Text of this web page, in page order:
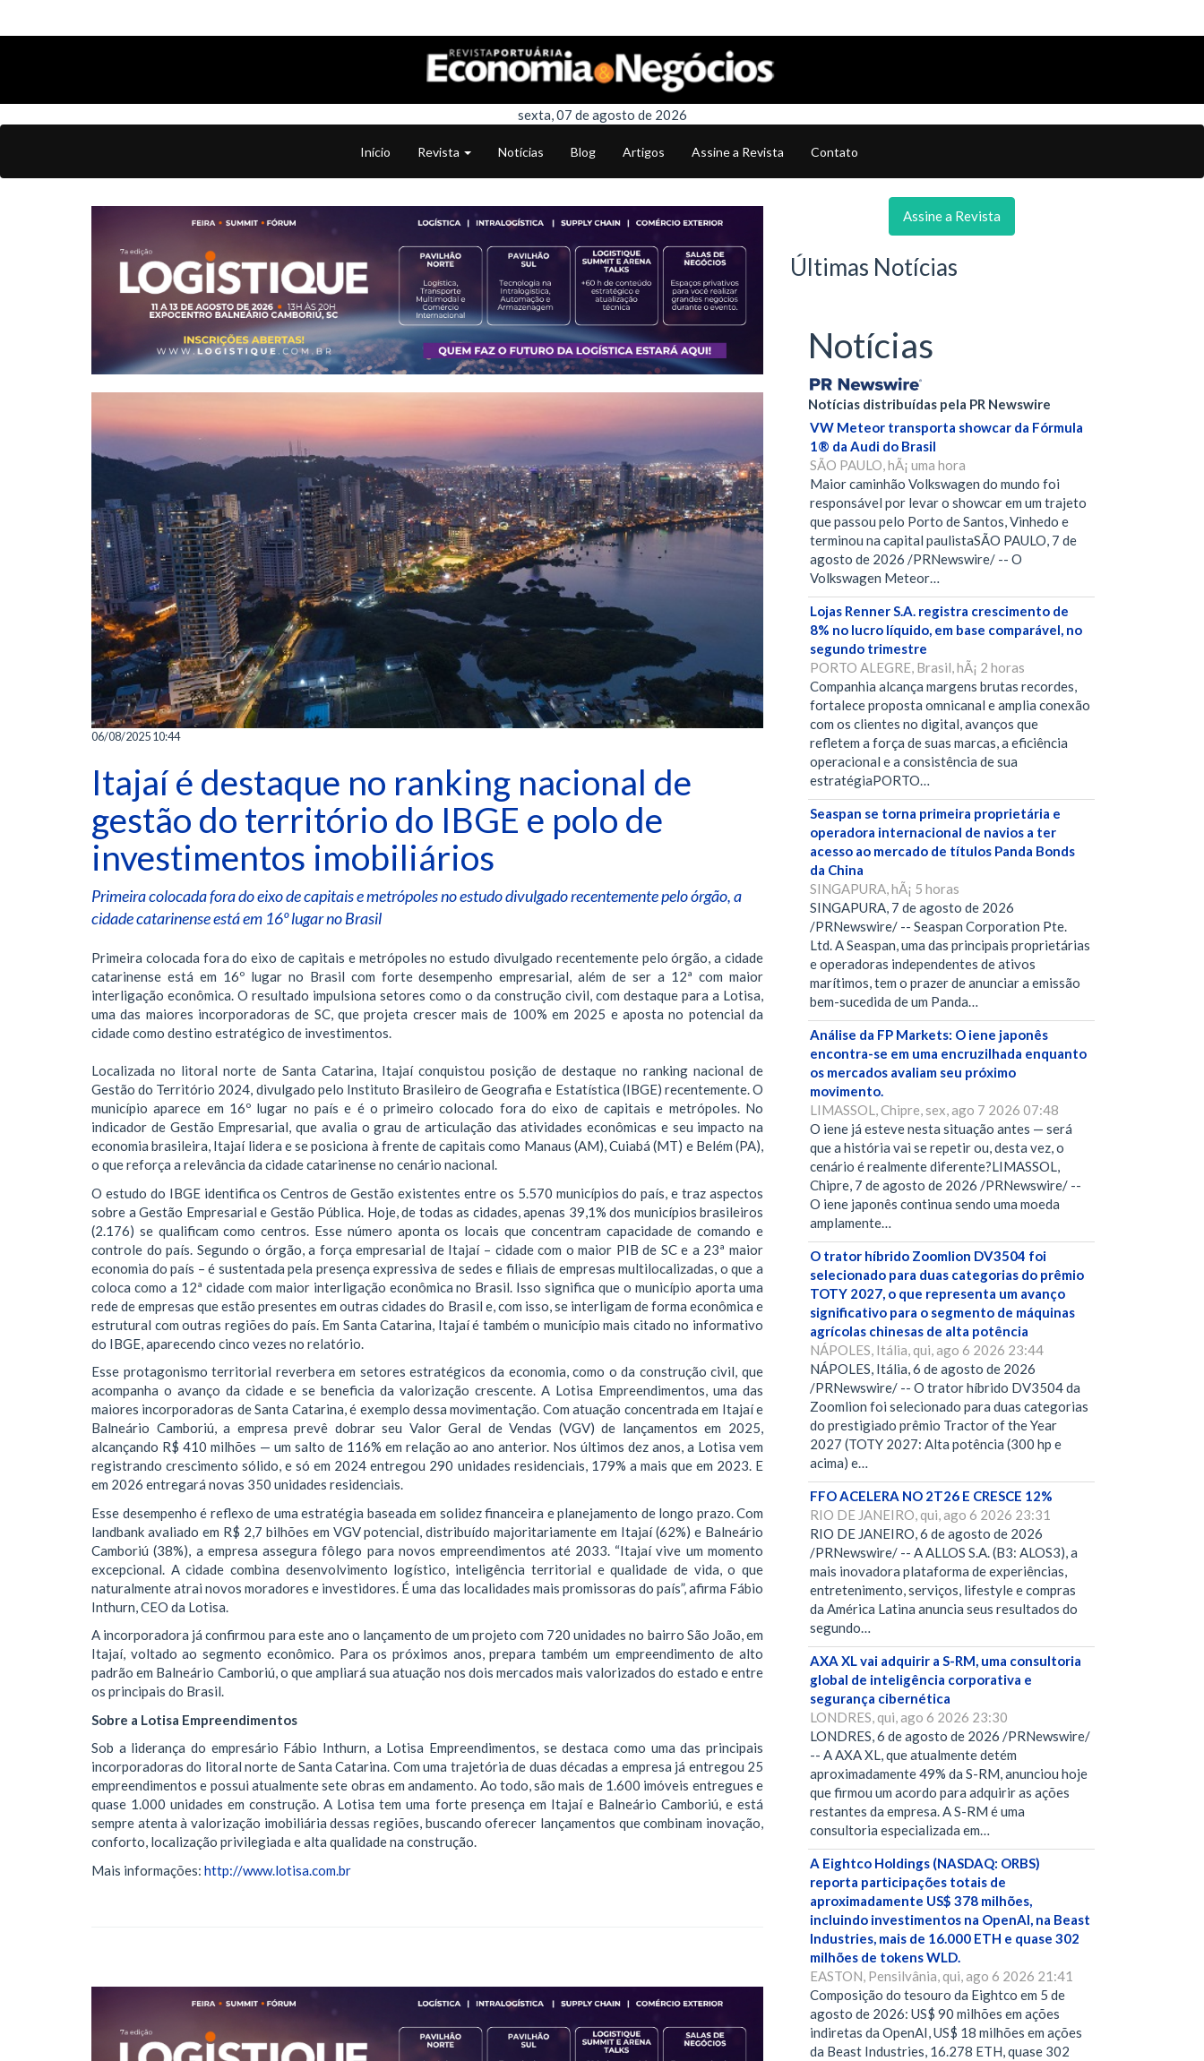
sexta, 07 de agosto de 2026
Início Revista Notícias Blog Artigos Assine a Revista Contato
06/08/2025 10:44
Itajaí é destaque no ranking nacional de
gestão do território do IBGE e polo de
investimentos imobiliários
Primeira colocada fora do eixo de capitais e metrópoles no estudo divulgado recentemente pelo órgão, a
cidade catarinense está em 16º lugar no Brasil
Primeira colocada fora do eixo de capitais e metrópoles no estudo divulgado recentemente pelo órgão, a cidade
catarinense está em 16º lugar no Brasil com forte desempenho empresarial, além de ser a 12ª com maior
interligação econômica. O resultado impulsiona setores como o da construção civil, com destaque para a Lotisa,
uma das maiores incorporadoras de SC, que projeta crescer mais de 100% em 2025 e aposta no potencial da
cidade como destino estratégico de investimentos.
Localizada no litoral norte de Santa Catarina, Itajaí conquistou posição de destaque no ranking nacional de
Gestão do Território 2024, divulgado pelo Instituto Brasileiro de Geografia e Estatística (IBGE) recentemente. O
município aparece em 16º lugar no país e é o primeiro colocado fora do eixo de capitais e metrópoles. No
indicador de Gestão Empresarial, que avalia o grau de articulação das atividades econômicas e seu impacto na
economia brasileira, Itajaí lidera e se posiciona à frente de capitais como Manaus (AM), Cuiabá (MT) e Belém (PA),
o que reforça a relevância da cidade catarinense no cenário nacional.
O estudo do IBGE identifica os Centros de Gestão existentes entre os 5.570 municípios do país, e traz aspectos
sobre a Gestão Empresarial e Gestão Pública. Hoje, de todas as cidades, apenas 39,1% dos municípios brasileiros
(2.176) se qualificam como centros. Esse número aponta os locais que concentram capacidade de comando e
controle do país. Segundo o órgão, a força empresarial de Itajaí – cidade com o maior PIB de SC e a 23ª maior
economia do país – é sustentada pela presença expressiva de sedes e filiais de empresas multilocalizadas, o que a
coloca como a 12ª cidade com maior interligação econômica no Brasil. Isso significa que o município aporta uma
rede de empresas que estão presentes em outras cidades do Brasil e, com isso, se interligam de forma econômica e
estrutural com outras regiões do país. Em Santa Catarina, Itajaí é também o município mais citado no informativo
do IBGE, aparecendo cinco vezes no relatório.
Esse protagonismo territorial reverbera em setores estratégicos da economia, como o da construção civil, que
acompanha o avanço da cidade e se beneficia da valorização crescente. A Lotisa Empreendimentos, uma das
maiores incorporadoras de Santa Catarina, é exemplo dessa movimentação. Com atuação concentrada em Itajaí e
Balneário Camboriú, a empresa prevê dobrar seu Valor Geral de Vendas (VGV) de lançamentos em 2025,
alcançando R$ 410 milhões — um salto de 116% em relação ao ano anterior. Nos últimos dez anos, a Lotisa vem
registrando crescimento sólido, e só em 2024 entregou 290 unidades residenciais, 179% a mais que em 2023. E
em 2026 entregará novas 350 unidades residenciais.
Esse desempenho é reflexo de uma estratégia baseada em solidez financeira e planejamento de longo prazo. Com
landbank avaliado em R$ 2,7 bilhões em VGV potencial, distribuído majoritariamente em Itajaí (62%) e Balneário
Camboriú (38%), a empresa assegura fôlego para novos empreendimentos até 2033. “Itajaí vive um momento
excepcional. A cidade combina desenvolvimento logístico, inteligência territorial e qualidade de vida, o que
naturalmente atrai novos moradores e investidores. É uma das localidades mais promissoras do país”, afirma Fábio
Inthurn, CEO da Lotisa.
A incorporadora já confirmou para este ano o lançamento de um projeto com 720 unidades no bairro São João, em
Itajaí, voltado ao segmento econômico. Para os próximos anos, prepara também um empreendimento de alto
padrão em Balneário Camboriú, o que ampliará sua atuação nos dois mercados mais valorizados do estado e entre
os principais do Brasil.
Sobre a Lotisa Empreendimentos
Sob a liderança do empresário Fábio Inthurn, a Lotisa Empreendimentos, se destaca como uma das principais
incorporadoras do litoral norte de Santa Catarina. Com uma trajetória de duas décadas a empresa já entregou 25
empreendimentos e possui atualmente sete obras em andamento. Ao todo, são mais de 1.600 imóveis entregues e
quase 1.000 unidades em construção. A Lotisa tem uma forte presença em Itajaí e Balneário Camboriú, e está
sempre atenta à valorização imobiliária dessas regiões, buscando oferecer lançamentos que combinam inovação,
conforto, localização privilegiada e alta qualidade na construção.
Mais informações: http://www.lotisa.com.br
Assine a Revista
Últimas Notícias
Notícias
Notícias distribuídas pela PR Newswire
VW Meteor transporta showcar da Fórmula
1® da Audi do Brasil
SÃO PAULO, hÃ¡ uma hora
Maior caminhão Volkswagen do mundo foi
responsável por levar o showcar em um trajeto
que passou pelo Porto de Santos, Vinhedo e
terminou na capital paulistaSÃO PAULO, 7 de
agosto de 2026 /PRNewswire/ -- O
Volkswagen Meteor…
Lojas Renner S.A. registra crescimento de
8% no lucro líquido, em base comparável, no
segundo trimestre
PORTO ALEGRE, Brasil, hÃ¡ 2 horas
Companhia alcança margens brutas recordes,
fortalece proposta omnicanal e amplia conexão
com os clientes no digital, avanços que
refletem a força de suas marcas, a eficiência
operacional e a consistência de sua
estratégiaPORTO…
Seaspan se torna primeira proprietária e
operadora internacional de navios a ter
acesso ao mercado de títulos Panda Bonds
da China
SINGAPURA, hÃ¡ 5 horas
SINGAPURA, 7 de agosto de 2026
/PRNewswire/ -- Seaspan Corporation Pte.
Ltd. A Seaspan, uma das principais proprietárias
e operadoras independentes de ativos
marítimos, tem o prazer de anunciar a emissão
bem-sucedida de um Panda…
Análise da FP Markets: O iene japonês
encontra-se em uma encruzilhada enquanto
os mercados avaliam seu próximo
movimento.
LIMASSOL, Chipre, sex, ago 7 2026 07:48
O iene já esteve nesta situação antes — será
que a história vai se repetir ou, desta vez, o
cenário é realmente diferente?LIMASSOL,
Chipre, 7 de agosto de 2026 /PRNewswire/ --
O iene japonês continua sendo uma moeda
amplamente…
O trator híbrido Zoomlion DV3504 foi
selecionado para duas categorias do prêmio
TOTY 2027, o que representa um avanço
significativo para o segmento de máquinas
agrícolas chinesas de alta potência
NÁPOLES, Itália, qui, ago 6 2026 23:44
NÁPOLES, Itália, 6 de agosto de 2026
/PRNewswire/ -- O trator híbrido DV3504 da
Zoomlion foi selecionado para duas categorias
do prestigiado prêmio Tractor of the Year
2027 (TOTY 2027: Alta potência (300 hp e
acima) e…
FFO ACELERA NO 2T26 E CRESCE 12%
RIO DE JANEIRO, qui, ago 6 2026 23:31
RIO DE JANEIRO, 6 de agosto de 2026
/PRNewswire/ -- A ALLOS S.A. (B3: ALOS3), a
mais inovadora plataforma de experiências,
entretenimento, serviços, lifestyle e compras
da América Latina anuncia seus resultados do
segundo…
AXA XL vai adquirir a S-RM, uma consultoria
global de inteligência corporativa e
segurança cibernética
LONDRES, qui, ago 6 2026 23:30
LONDRES, 6 de agosto de 2026 /PRNewswire/
-- A AXA XL, que atualmente detém
aproximadamente 49% da S-RM, anunciou hoje
que firmou um acordo para adquirir as ações
restantes da empresa. A S-RM é uma
consultoria especializada em…
A Eightco Holdings (NASDAQ: ORBS)
reporta participações totais de
aproximadamente US$ 378 milhões,
incluindo investimentos na OpenAI, na Beast
Industries, mais de 16.000 ETH e quase 302
milhões de tokens WLD.
EASTON, Pensilvânia, qui, ago 6 2026 21:41
Composição do tesouro da Eightco em 5 de
agosto de 2026: US$ 90 milhões em ações
indiretas da OpenAI, US$ 18 milhões em ações
da Beast Industries, 16.278 ETH, quase 302